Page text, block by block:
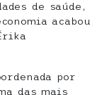
de saúde,
acabou
por
das mais